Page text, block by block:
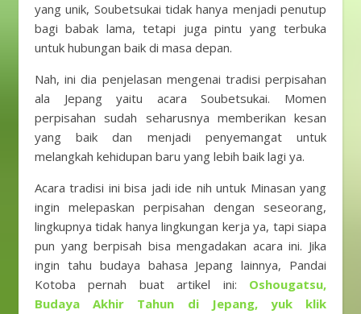
yang unik, Soubetsukai tidak hanya menjadi penutup
bagi babak lama, tetapi juga pintu yang terbuka
untuk hubungan baik di masa depan.
Nah, ini dia penjelasan mengenai tradisi perpisahan
ala Jepang yaitu acara Soubetsukai. Momen
perpisahan sudah seharusnya memberikan kesan
yang baik dan menjadi penyemangat untuk
melangkah kehidupan baru yang lebih baik lagi ya.
Acara tradisi ini bisa jadi ide nih untuk Minasan yang
ingin melepaskan perpisahan dengan seseorang,
lingkupnya tidak hanya lingkungan kerja ya, tapi siapa
pun yang berpisah bisa mengadakan acara ini. Jika
ingin tahu budaya bahasa Jepang lainnya, Pandai
Kotoba pernah buat artikel ini: Oshougatsu,
Budaya Akhir Tahun di Jepang, yuk klik